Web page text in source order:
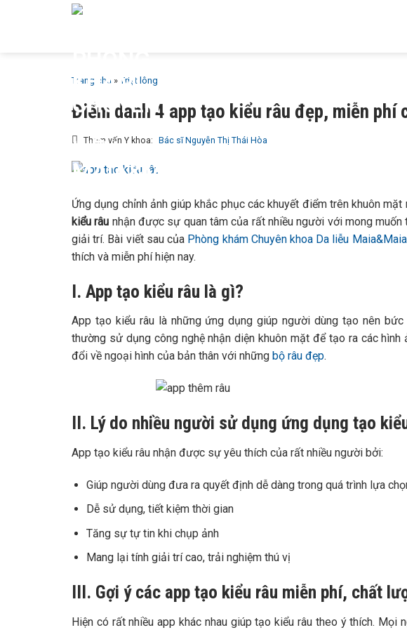
Trang chủ » Triệt lông
Điểm danh 4 app tạo kiểu râu đẹp, miễn phí
Tham vấn Y khoa: Bác sĩ Nguyễn Thị Thái Hòa
Ứng dụng chỉnh ảnh giúp khắc phục các khuyết điểm trên khuôn
kiểu râu nhận được sự quan tâm của rất nhiều người với mong
giải trí. Bài viết sau của Phòng khám Chuyên khoa Da liễu Maia&Maia
thích và miễn phí hiện nay.
I. App tạo kiểu râu là gì?
App tạo kiểu râu là những ứng dụng giúp người dùng tạo nên bức
thường sử dụng công nghệ nhận diện khuôn mặt để tạo ra các
đổi về ngoại hình của bản thân với những bộ râu đẹp.
II. Lý do nhiều người sử dụng ứng dụng tạo
App tạo kiểu râu nhận được sự yêu thích của rất nhiều người bởi:
Giúp người dùng đưa ra quyết định dễ dàng trong quá trình lựa
Dễ sử dụng, tiết kiệm thời gian
Tăng sự tự tin khi chụp ảnh
Mang lại tính giải trí cao, trải nghiệm thú vị
III. Gợi ý các app tạo kiểu râu miễn phí, chất
Hiện có rất nhiều app khác nhau giúp tạo kiểu râu theo ý thích.